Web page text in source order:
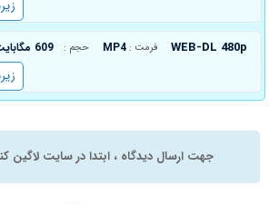
WEB-DL 480p فرمت : MP4 حجم : 609 مگابایت
جهت ارسال دیدگاه ، ابتدا در سایت لاگین